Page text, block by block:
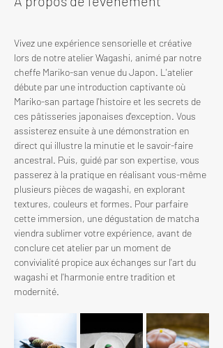
Vivez une expérience sensorielle et créative
lors de notre atelier Wagashi, animé par notre
cheffe Mariko-san venue du Japon. L'atelier
débute par une introduction captivante où
Mariko-san partage l'histoire et les secrets de
ces pâtisseries japonaises d'exception. Vous
assisterez ensuite à une démonstration en
direct qui illustre la minutie et le savoir-faire
ancestral. Puis, guidé par son expertise, vous
passerez à la pratique en réalisant vous-même
plusieurs pièces de wagashi, en explorant
textures, couleurs et formes. Pour parfaire
cette immersion, une dégustation de matcha
viendra sublimer votre expérience, avant de
conclure cet atelier par un moment de
convivialité propice aux échanges sur l'art du
wagashi et l'harmonie entre tradition et
modernité.